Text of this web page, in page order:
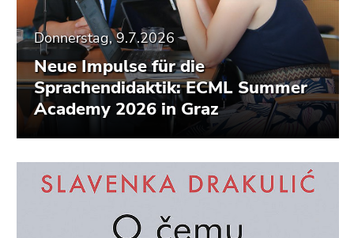
Donnerstag, 9.7.2026
Neue Impulse für die
Sprachendidaktik: ECML Summer
Academy 2026 in Graz